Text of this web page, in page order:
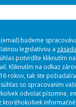
budeme
legislatívou a
potvrdíte kliknutím
Kliknutím na odkaz
rokov, tak ste požiadal/
so spracovaním
odvolať písomne,
ktoréhokoľvek